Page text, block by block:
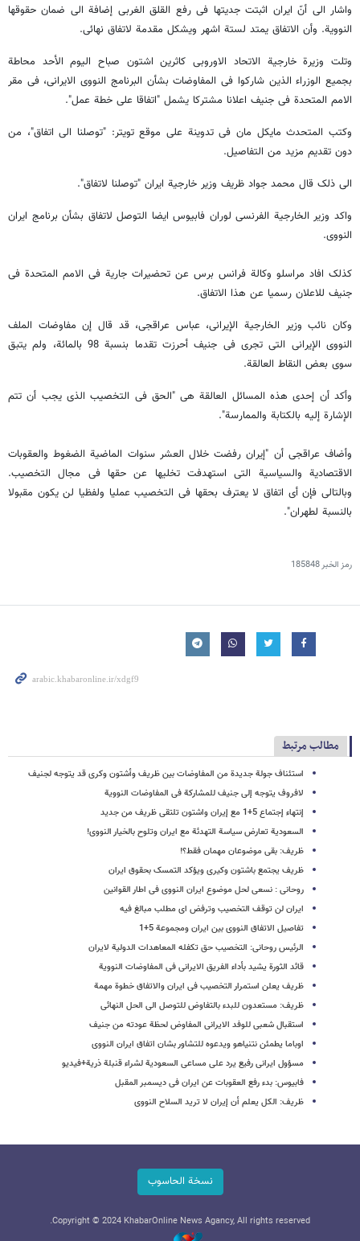
واشار الى أنّ ایران اثبتت جدیتها فی رفع القلق الغربی إضافة الى ضمان حقوقها
النوویة. وأن الاتفاق یمتد لستة اشهر ویشکل مقدمة لاتفاق نهائی.
وتلت وزیرة خارجیة الاتحاد الاوروبی کاثرین اشتون صباح الیوم الأحد محاطة
بجمیع الوزراء الذین شارکوا فی المفاوضات بشأن البرنامج النووی الایرانی، فی مقر
الامم المتحدة فی جنیف اعلانا مشترکا یشمل "اتفاقا على خطة عمل".
وکتب المتحدث مایکل مان فی تدوینة على موقع تویتر: "توصلنا الى اتفاق"، من
دون تقدیم مزید من التفاصیل.
الى ذلک قال محمد جواد ظریف وزیر خارجیة ایران "توصلنا لاتفاق".
واکد وزیر الخارجیة الفرنسی لوران فابیوس ایضا التوصل لاتفاق بشأن برنامج ایران
النووی.
کذلک افاد مراسلو وکالة فرانس برس عن تحضیرات جاریة فی الامم المتحدة فی
جنیف للاعلان رسمیا عن هذا الاتفاق.
وکان نائب وزیر الخارجیة الإیرانی، عباس عراقجی، قد قال إن مفاوضات الملف
النووی الإیرانی التی تجری فی جنیف أحرزت تقدما بنسبة 98 بالمائة، ولم یتبق
سوى بعض النقاط العالقة.
وأکد أن إحدى هذه المسائل العالقة هی "الحق فی التخصیب الذی یجب أن تتم
الإشارة إلیه بالکتابة والممارسة".
وأضاف عراقجی أن "إیران رفضت خلال العشر سنوات الماضیة الضغوط والعقوبات
الاقتصادیة والسیاسیة التی استهدفت تخلیها عن حقها فی مجال التخصیب.
وبالتالی فإن أی اتفاق لا یعترف بحقها فی التخصیب عملیا ولفظیا لن یکون مقبولا
بالنسبة لطهران".
رمز الخبر185848
مطالب مرتبط
استئناف جولة جدیدة من المفاوضات بین ظریف وأشتون وکری قد یتوجه لجنیف
لافروف یتوجه إلى جنیف للمشارکة فی المفاوضات النوویة
إنتهاء إجتماع 5+1 مع إیران واشتون تلتقی ظریف من جدید
السعودیة تعارض سیاسة التهدئة مع ایران وتلوح بالخیار النووی!
ظریف: بقی موضوعان مهمان فقط؟!
ظریف یجتمع باشتون وکیری ویؤکد التمسک بحقوق ایران
روحانی : نسعی لحل موضوع ایران النووی فی اطار القوانین
ایران لن توقف التخصیب وترفض ای مطلب مبالغ فیه
تفاصیل الاتفاق النووی بین ایران ومجموعة 5+1
الرئیس روحانی: التخصیب حق تکفله المعاهدات الدولیة لایران
قائد الثورة یشید بأداء الفریق الایرانی فی المفاوضات النوویة
ظریف یعلن استمرار التخصیب فی ایران والاتفاق خطوة مهمة
ظریف: مستعدون للبدء بالتفاوض للتوصل الى الحل النهائی
استقبال شعبی للوفد الایرانی المفاوض لحظة عودته من جنیف
اوباما یطمئن نتنیاهو ویدعوه للتشاور بشان اتفاق ایران النووی
مسؤول ایرانی رفیع یرد على مساعی السعودیة لشراء قنبلة ذریة+فیدیو
فابیوس: بدء رفع العقوبات عن ایران فی دیسمبر المقبل
ظریف: الکل یعلم أن إیران لا ترید السلاح النووی
نسخة الحاسوب
Copyright © 2024 KhabarOnline News Agancy, All rights reserved.